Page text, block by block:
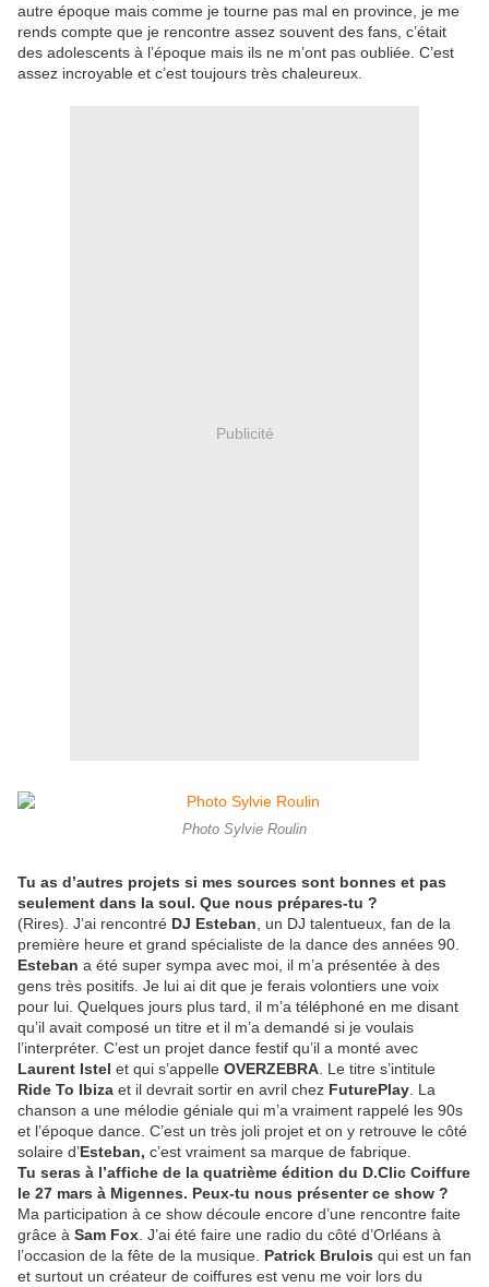
autre époque mais comme je tourne pas mal en province, je me
rends compte que je rencontre assez souvent des fans, c’était
des adolescents à l’époque mais ils ne m’ont pas oubliée. C’est
assez incroyable et c’est toujours très chaleureux.
Publicité
Photo Sylvie Roulin
Tu as d’autres projets si mes sources sont bonnes et pas
seulement dans la soul. Que nous prépares-tu ?
(Rires). J’ai rencontré DJ Esteban , un DJ talentueux, fan de la
première heure et grand spécialiste de la dance des années 90.
Esteban a été super sympa avec moi, il m’a présentée à des
gens très positifs. Je lui ai dit que je ferais volontiers une voix
pour lui. Quelques jours plus tard, il m’a téléphoné en me disant
qu’il avait composé un titre et il m’a demandé si je voulais
l’interpréter. C’est un projet dance festif qu’il a monté avec
Laurent Istel et qui s’appelle OVERZEBRA . Le titre s’intitule
Ride To Ibiza et il devrait sortir en avril chez FuturePlay . La
chanson a une mélodie géniale qui m’a vraiment rappelé les 90s
et l’époque dance. C’est un très joli projet et on y retrouve le côté
solaire d’Esteban, c’est vraiment sa marque de fabrique.
Tu seras à l’affiche de la quatrième édition du D.Clic Coiffure
le 27 mars à Migennes. Peux-tu nous présenter ce show ?
Ma participation à ce show découle encore d’une rencontre faite
grâce à Sam Fox . J’ai été faire une radio du côté d’Orléans à
l’occasion de la fête de la musique. Patrick Brulois qui est un fan
et surtout un créateur de coiffures est venu me voir lors du